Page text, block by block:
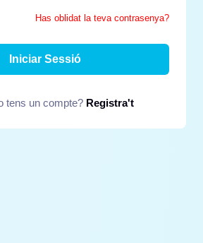
Has oblidat la teva contrasenya?
Iniciar Sessió
tens un compte? Registra't